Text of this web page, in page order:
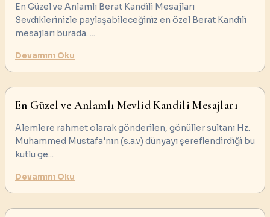
En Güzel ve Anlamlı Berat Kandili Mesajları
Sevdiklerinizle paylaşabileceğiniz en özel Berat Kandili
mesajları burada. ...
Devamını Oku
En Güzel ve Anlamlı Mevlid Kandili Mesajları
Alemlere rahmet olarak gönderilen, gönüller sultanı Hz.
Muhammed Mustafa'nın (s.a.v) dünyayı şereflendirdiği bu
kutlu ge...
Devamını Oku